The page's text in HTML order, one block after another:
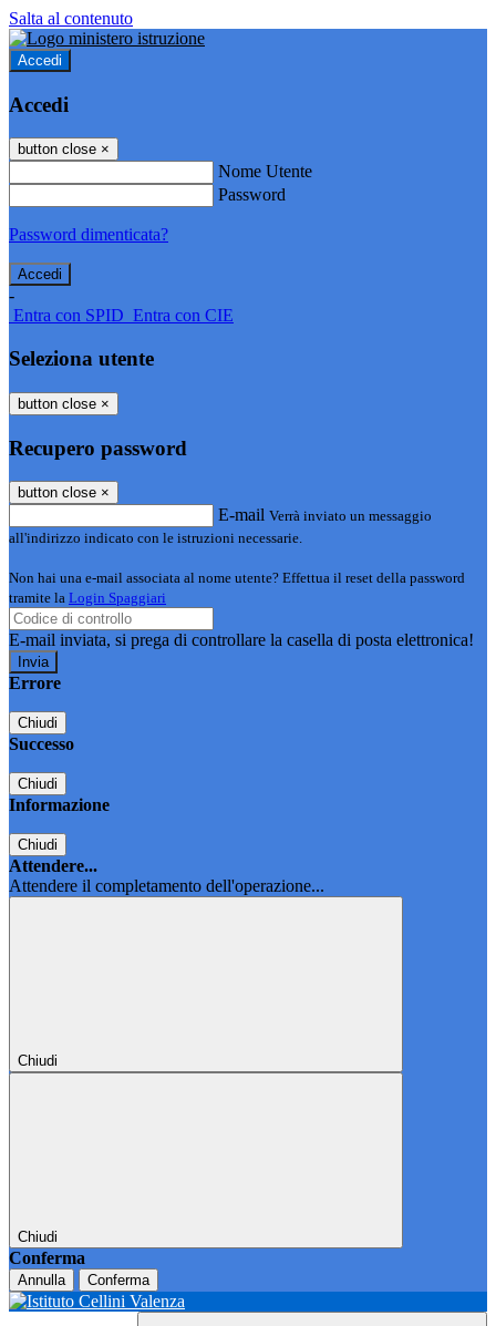
Salta al contenuto
Accedi
Accedi
button close ×
Nome Utente
Password
Password dimenticata?
-
Entra con SPID Entra con CIE
Seleziona utente
button close ×
Recupero password
button close ×
E-mail Verrà inviato un messaggio
all'indirizzo indicato con le istruzioni necessarie.
Non hai una e-mail associata al nome utente? Effettua il reset della password
tramite la Login Spaggiari
E-mail inviata, si prega di controllare la casella di posta elettronica!
Errore
Chiudi
Successo
Chiudi
Informazione
Chiudi
Attendere...
Attendere il completamento dell'operazione...
Chiudi
Chiudi
Conferma
Annulla Conferma